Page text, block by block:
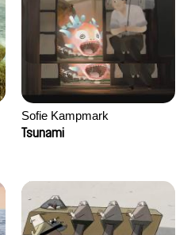
Sofie Kampmark
Tsunami